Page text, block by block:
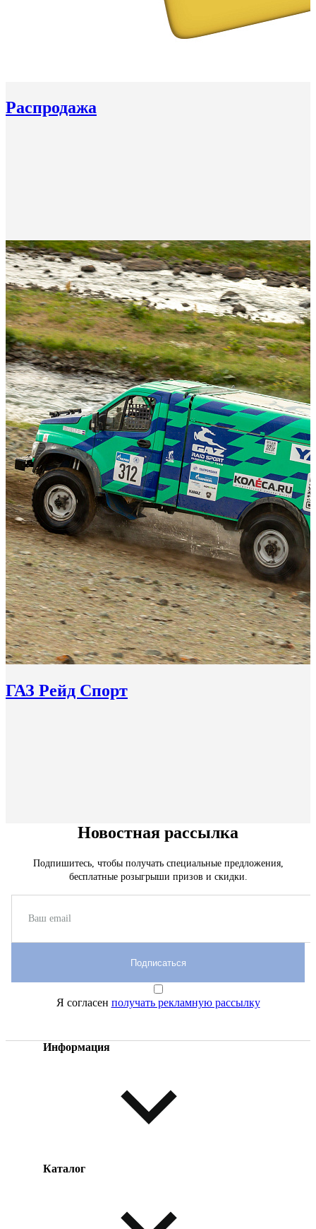
Распродажа
ГАЗ Рейд Спорт
Информация
Таблица размеров
Каталог
Новостная рассылка
Подпишитесь, чтобы получать специальные предложения,
бесплатные розыгрыши призов и скидки.
Подписаться
Я согласен получать рекламную рассылку